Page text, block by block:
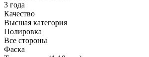
3 года
Качество
Высшая категория
Полировка
Все стороны
Фаска